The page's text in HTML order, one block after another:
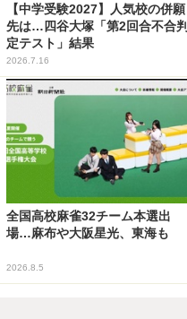
【中学受験2027】人気校の併願
先は…四谷大塚「第2回合不合判
定テスト」結果
2026.7.16
全国高校麻雀32チーム本選出
場…麻布や大阪星光、東海も
2026.8.5